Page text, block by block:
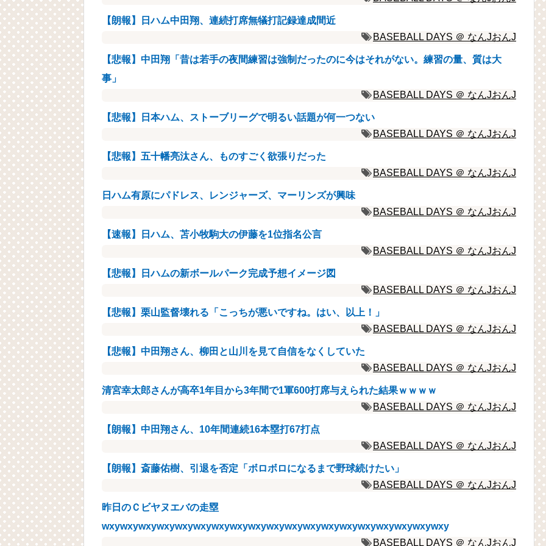
【朗報】日ハム中田翔、連続打席無犠打記録達成間近
BASEBALL DAYS ＠ なんJおんJ
【悲報】中田翔「昔は若手の夜間練習は強制だったのに今はそれがない。練習の量、質は大
事」
BASEBALL DAYS ＠ なんJおんJ
【悲報】日本ハム、ストーブリーグで明るい話題が何一つない
BASEBALL DAYS ＠ なんJおんJ
【悲報】五十幡亮汰さん、ものすごく欲張りだった
BASEBALL DAYS ＠ なんJおんJ
日ハム有原にパドレス、レンジャーズ、マーリンズが興味
BASEBALL DAYS ＠ なんJおんJ
【速報】日ハム、苫小牧駒大の伊藤を1位指名公言
BASEBALL DAYS ＠ なんJおんJ
【悲報】日ハムの新ボールパーク完成予想イメージ図
BASEBALL DAYS ＠ なんJおんJ
【悲報】栗山監督壊れる「こっちが悪いですね。はい、以上！」
BASEBALL DAYS ＠ なんJおんJ
【悲報】中田翔さん、柳田と山川を見て自信をなくしていた
BASEBALL DAYS ＠ なんJおんJ
清宮幸太郎さんが高卒1年目から3年間で1軍600打席与えられた結果ｗｗｗｗ
BASEBALL DAYS ＠ なんJおんJ
【朗報】中田翔さん、10年間連続16本塁打67打点
BASEBALL DAYS ＠ なんJおんJ
【朗報】斎藤佑樹、引退を否定「ボロボロになるまで野球続けたい」
BASEBALL DAYS ＠ なんJおんJ
昨日のＣビヤヌエバの走塁
wxywxywxywxywxywxywxywxywxywxywxywxywxywxywxywxywxywxywxy
BASEBALL DAYS ＠ なんJおんJ